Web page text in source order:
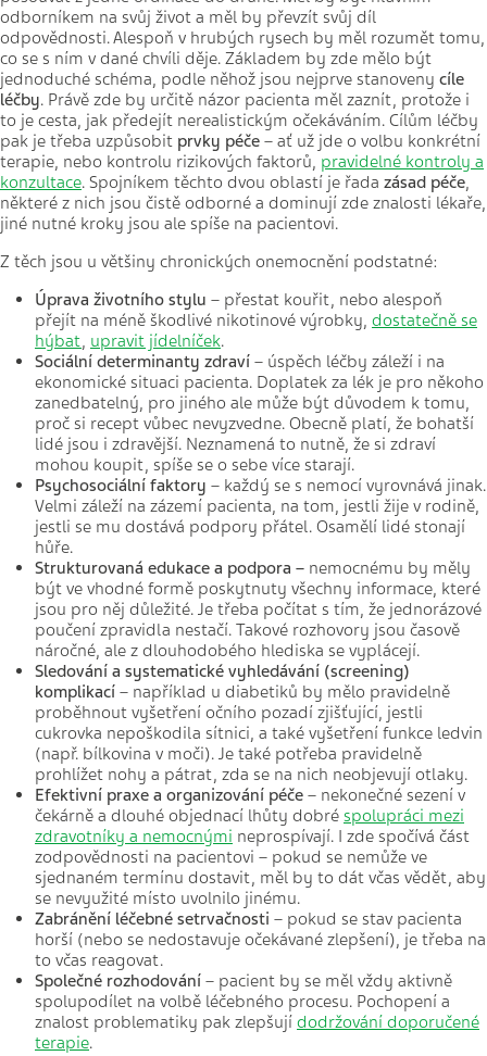
odborníkem na svůj život a měl by převzít svůj díl
odpovědnosti. Alespoň v hrubých rysech by měl rozumět tomu,
co se s ním v dané chvíli děje. Základem by zde mělo být
jednoduché schéma, podle něhož jsou nejprve stanoveny cíle
léčby. Právě zde by určitě názor pacienta měl zaznít, protože i
to je cesta, jak předejít nerealistickým očekáváním. Cílům léčby
pak je třeba uzpůsobit prvky péče – ať už jde o volbu konkrétní
terapie, nebo kontrolu rizikových faktorů, pravidelné kontroly a
konzultace. Spojníkem těchto dvou oblastí je řada zásad péče,
některé z nich jsou čistě odborné a dominují zde znalosti lékaře,
jiné nutné kroky jsou ale spíše na pacientovi.
Z těch jsou u většiny chronických onemocnění podstatné:
Úprava životního stylu – přestat kouřit, nebo alespoň
přejít na méně škodlivé nikotinové výrobky, dostatečně se
hýbat, upravit jídelníček.
Sociální determinanty zdraví – úspěch léčby záleží i na
ekonomické situaci pacienta. Doplatek za lék je pro někoho
zanedbatelný, pro jiného ale může být důvodem k tomu,
proč si recept vůbec nevyzvedne. Obecně platí, že bohatší
lidé jsou i zdravější. Neznamená to nutně, že si zdraví
mohou koupit, spíše se o sebe více starají.
Psychosociální faktory – každý se s nemocí vyrovnává jinak.
Velmi záleží na zázemí pacienta, na tom, jestli žije v rodině,
jestli se mu dostává podpory přátel. Osamělí lidé stonají
hůře.
Strukturovaná edukace a podpora – nemocnému by měly
být ve vhodné formě poskytnuty všechny informace, které
jsou pro něj důležité. Je třeba počítat s tím, že jednorázové
poučení zpravidla nestačí. Takové rozhovory jsou časově
náročné, ale z dlouhodobého hlediska se vyplácejí.
Sledování a systematické vyhledávání (screening)
komplikací – například u diabetiků by mělo pravidelně
proběhnout vyšetření očního pozadí zjišťující, jestli
cukrovka nepoškodila sítnici, a také vyšetření funkce ledvin
(např. bílkovina v moči). Je také potřeba pravidelně
prohlížet nohy a pátrat, zda se na nich neobjevují otlaky.
Efektivní praxe a organizování péče – nekonečné sezení v
čekárně a dlouhé objednací lhůty dobré spolupráci mezi
zdravotníky a nemocnými neprospívají. I zde spočívá část
zodpovědnosti na pacientovi – pokud se nemůže ve
sjednaném termínu dostavit, měl by to dát včas vědět, aby
se nevyužité místo uvolnilo jinému.
Zabránění léčebné setrvačnosti – pokud se stav pacienta
horší (nebo se nedostavuje očekávané zlepšení), je třeba na
to včas reagovat.
Společné rozhodování – pacient by se měl vždy aktivně
spolupodílet na volbě léčebného procesu. Pochopení a
znalost problematiky pak zlepšují dodržování doporučené
terapie.